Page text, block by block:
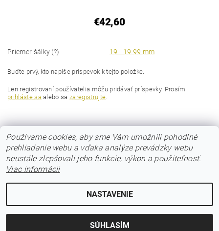
€42,60
Priemer šálky (?) 19 - 19.99 mm
Buďte prvý, kto napíše príspevok k tejto položke.
Len registrovaní používatelia môžu pridávať príspevky. Prosím
prihláste sa alebo sazaregistrujte
2026 © POLOOS.sk, všetky práva vyhradenéUpraviť nastavenie cookies
Vytvoril Shoptet
Používame cookies, aby sme Vám umožnili pohodlné
prehliadanie webu a vďaka analýze prevádzky webu
neustále zlepšovali jeho funkcie, výkon a použiteľnosť.
Viac informácii
NASTAVENIE
SÚHLASÍM